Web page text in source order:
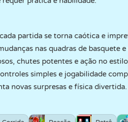
partida se torna caótica e
nas quadras de basquete e
chutes potentes e ação no
simples e jogabilidade
novas surpresas e física divertida.